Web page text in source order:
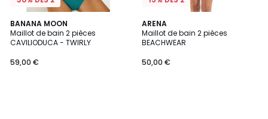
BANANA MOON
Maillot de bain 2 pièces
CAVILIODUCA - TWIRLY
59,00 €
ARENA
Maillot de bain 2 pièces
BEACHWEAR
50,00 €